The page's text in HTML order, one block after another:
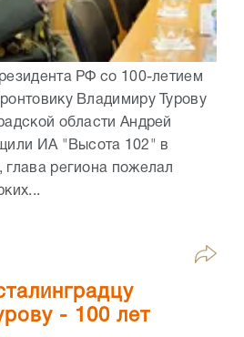
РФ со 100-летием
Владимиру Турову
области Андрей
ИА "Высота 102" в
глава региона пожелал
- 100 лет